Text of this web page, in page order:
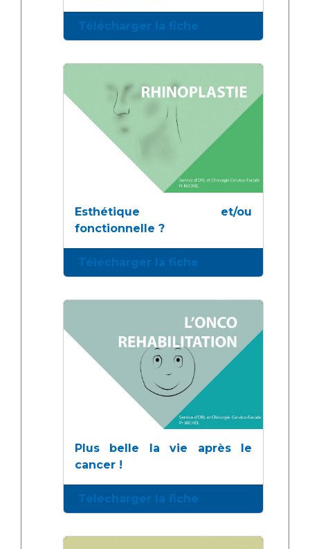
Télécharger la fiche
Esthétique et/ou
fonctionnelle ?
Télécharger la fiche
Plus belle la vie après le
cancer !
Télécharger la fiche